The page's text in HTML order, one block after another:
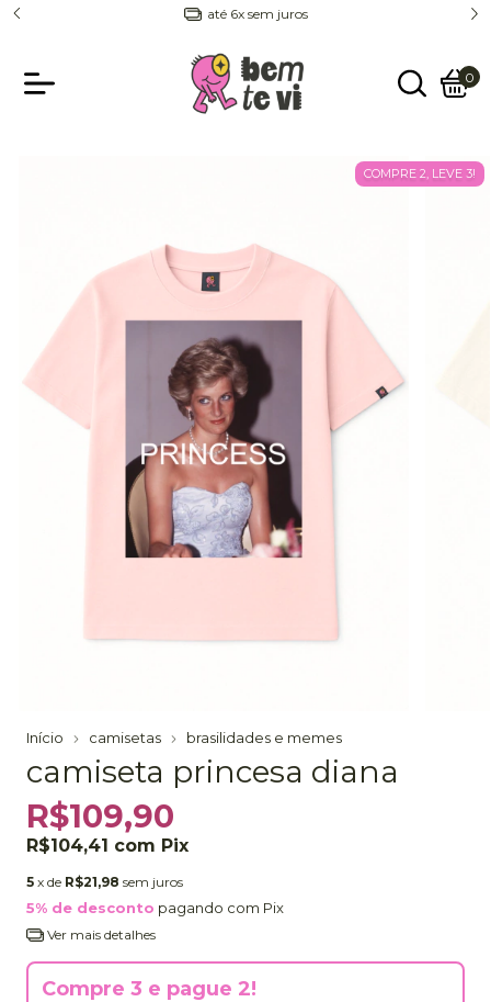
até 6x sem juros
0
COMPRE 2, LEVE 3!
Início camisetas brasilidades e memes
camiseta princesa diana
R$109,90
R$104,41 com Pix
5 x de R$21,98 sem juros
5% de desconto pagando com Pix
Ver mais detalhes
Compre 3 e pague 2!